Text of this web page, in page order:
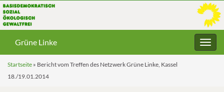
Grüne Linke
Startseite » Bericht vom Treffen des Netzwerk Grüne Linke, Kassel
18./19.01.2014